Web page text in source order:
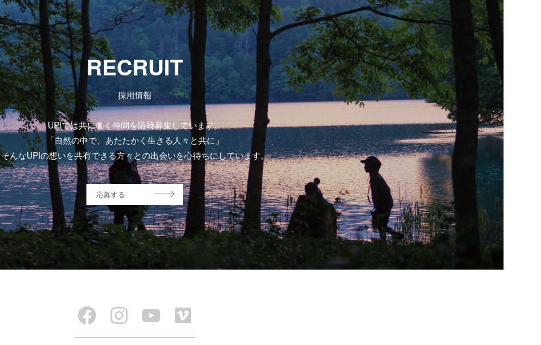
RECRUIT
採用情報
UPIでは共に働く仲間を随時募集しています。
「自然の中で、あたたかく生きる人々と共に」
そんなUPIの想いを共有できる方々との出会いを心待ちにしています。
応募する